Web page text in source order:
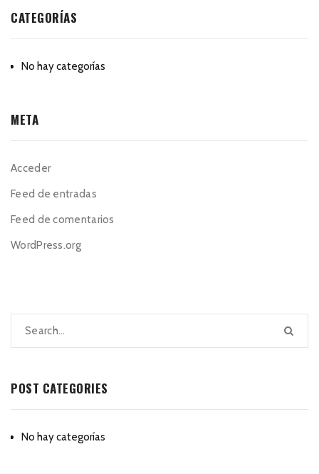
CATEGORÍAS
No hay categorías
META
Acceder
Feed de entradas
Feed de comentarios
WordPress.org
POST CATEGORIES
No hay categorías